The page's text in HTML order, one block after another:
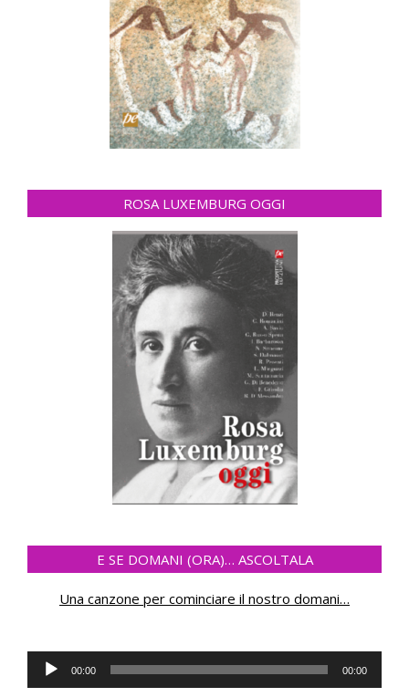
ROSA LUXEMBURG OGGI
E SE DOMANI (ORA)… ASCOLTALA
Una canzone per cominciare il nostro domani…
Audio
Player
00:00 00:00